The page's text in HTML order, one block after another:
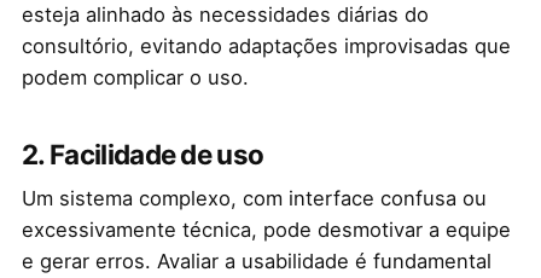
esteja alinhado às necessidades diárias do
consultório, evitando adaptações improvisadas que
podem complicar o uso.
2. Facilidade de uso
Um sistema complexo, com interface confusa ou
excessivamente técnica, pode desmotivar a equipe
e gerar erros. Avaliar a usabilidade é fundamental